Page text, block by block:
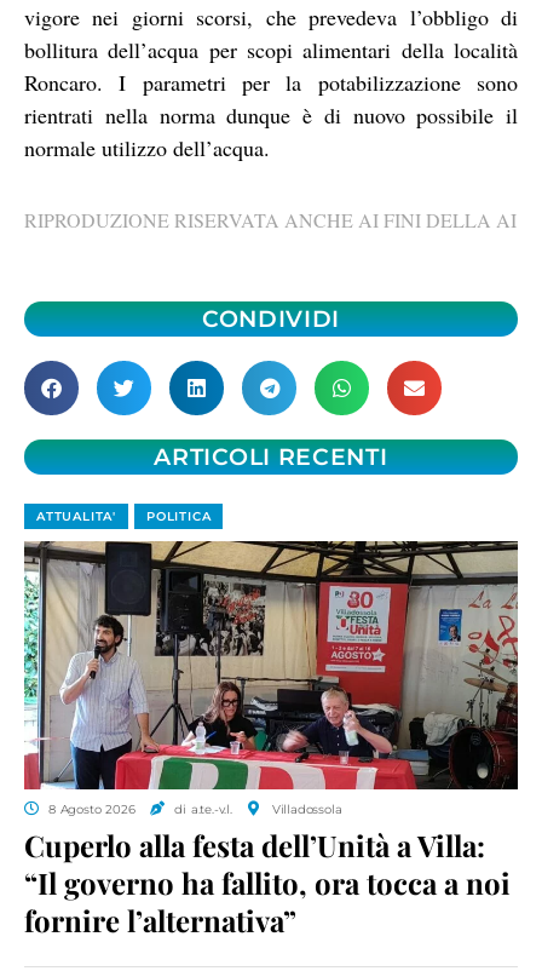
vigore nei giorni scorsi, che prevedeva l’obbligo di
bollitura dell’acqua per scopi alimentari della località
Roncaro. I parametri per la potabilizzazione sono
rientrati nella norma dunque è di nuovo possibile il
normale utilizzo dell’acqua.
RIPRODUZIONE RISERVATA ANCHE AI FINI DELLA AI
CONDIVIDI
ARTICOLI RECENTI
ATTUALITA' POLITICA
8 Agosto 2026 di a.te.-v.l. Villadossola
Cuperlo alla festa dell’Unità a Villa:
“Il governo ha fallito, ora tocca a noi
fornire l’alternativa”